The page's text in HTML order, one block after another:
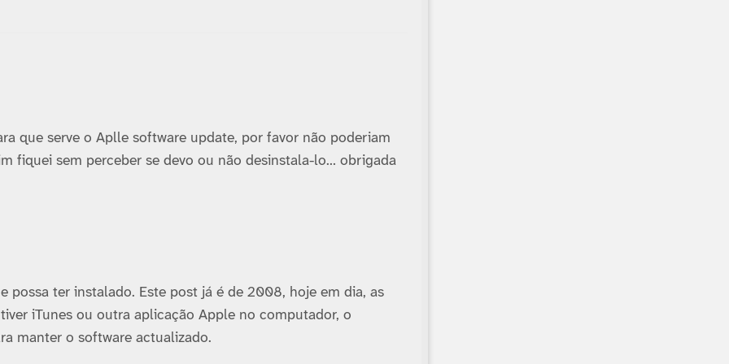
que serve o Aplle software update, por favor não poderiam
fiquei sem perceber se devo ou não desinstala-lo… obrigada
possa ter instalado. Este post já é de 2008, hoje em dia, as
iTunes ou outra aplicação Apple no computador, o
manter o software actualizado.